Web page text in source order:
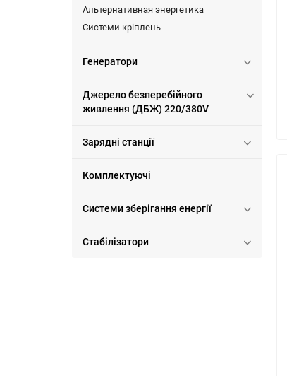
Альтернативная энергетика
Системи кріплень
Генератори
Джерело безперебійного
живлення (ДБЖ) 220/380V
Зарядні станції
Комплектуючі
Системи зберігання енергії
Стабілізатори